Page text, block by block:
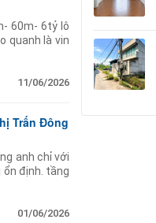
60m- 6tỷ lô
quanh là vin
11/06/2026
Trấn Đông
anh chỉ với
định. tầng
01/06/2026